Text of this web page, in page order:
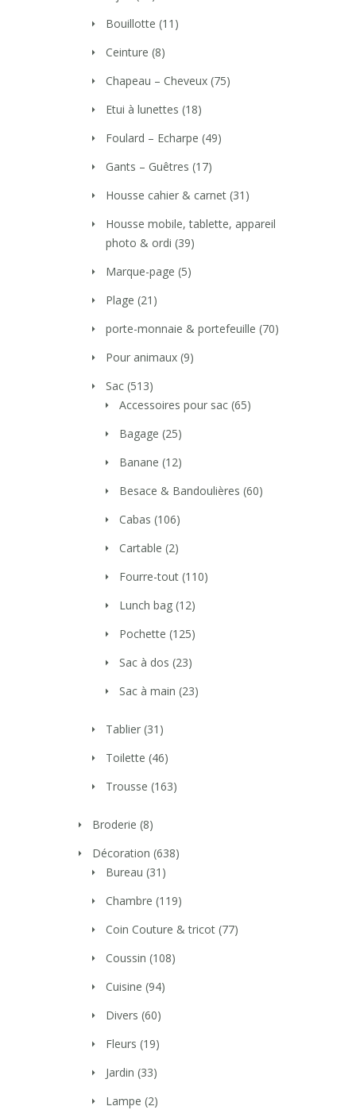
Bouillotte (11)
Ceinture (8)
Chapeau – Cheveux (75)
Etui à lunettes (18)
Foulard – Echarpe (49)
Gants – Guêtres (17)
Housse cahier & carnet (31)
Housse mobile, tablette, appareil
photo & ordi (39)
Marque-page (5)
Plage (21)
porte-monnaie & portefeuille (70)
Pour animaux (9)
Sac (513)
Accessoires pour sac (65)
Bagage (25)
Banane (12)
Besace & Bandoulières (60)
Cabas (106)
Cartable (2)
Fourre-tout (110)
Lunch bag (12)
Pochette (125)
Sac à dos (23)
Sac à main (23)
Tablier (31)
Toilette (46)
Trousse (163)
Broderie (8)
Décoration (638)
Bureau (31)
Chambre (119)
Coin Couture & tricot (77)
Coussin (108)
Cuisine (94)
Divers (60)
Fleurs (19)
Jardin (33)
Lampe (2)